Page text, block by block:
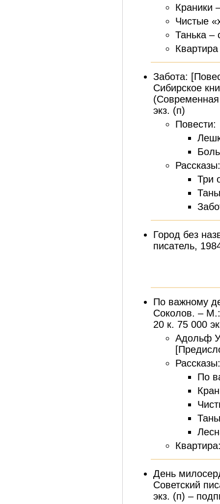
Краники
Чистые
Танька –
Забота:
Сибирское
(Современная
экз. (п)
Повести:
Рассказы:
Три
Город без
писатель,
По важному
Соколов. –
20 к. 75 000
Адольф
Рассказы:
По
День
Советский
экз. (п) –